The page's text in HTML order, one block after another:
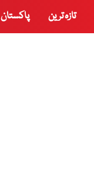
تازہ ترین پاکستان